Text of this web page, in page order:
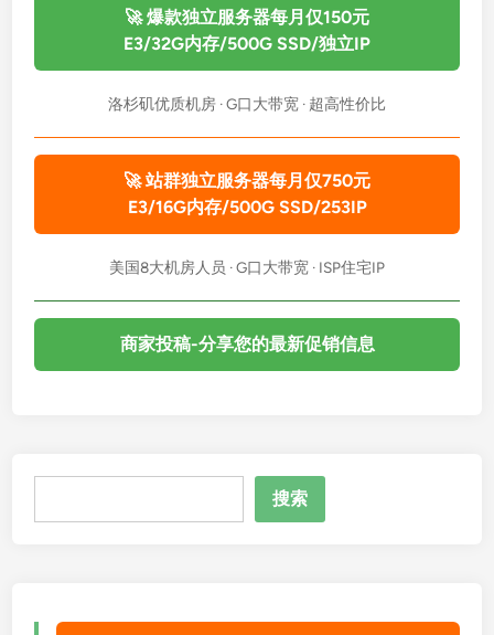
0
X
服
务
器
深
度
评
全
球
选
购
l
n
🚀 爆款独立服务器每月仅150元
E3/32G内存/500G SSD/独立IP
洛杉矶优质机房 · G口大带宽 · 超高性价比
🚀 站群独立服务器每月仅750元
E3/16G内存/500G SSD/253IP
美国8大机房人员 · G口大带宽 · ISP住宅IP
商家投稿-分享您的最新促销信息
搜索